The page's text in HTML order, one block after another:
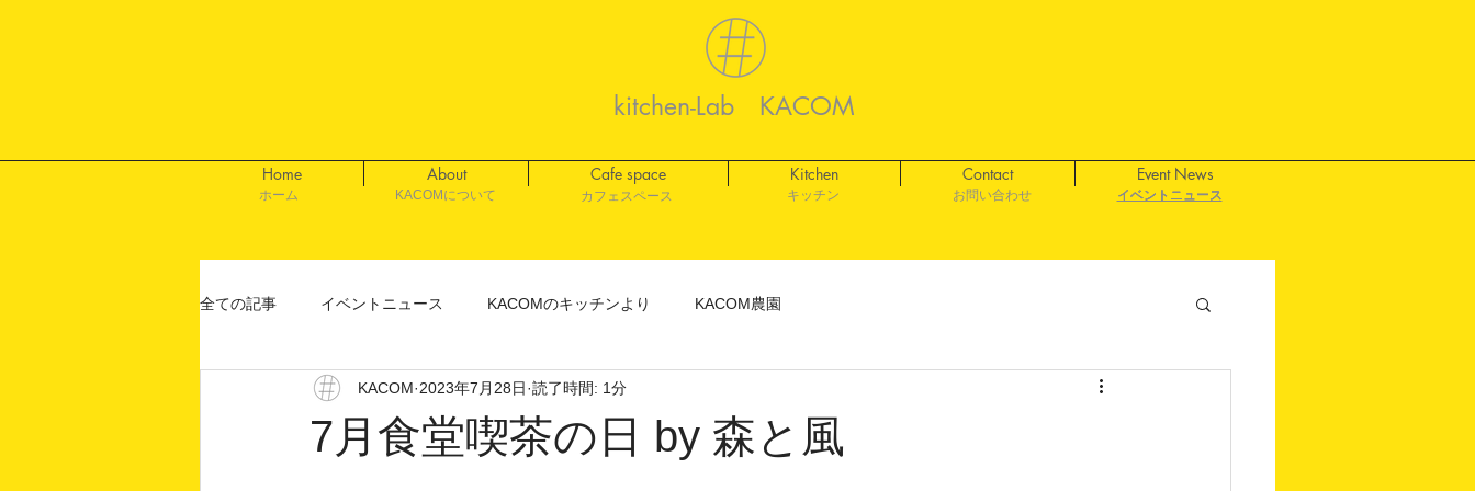
kitchen-Lab KACOM
Home About Cafe space Kitchen Contact Event News
ホーム KACOMについて ​カフェスペース キッチン お問い合わせ イベントニュース
イベントニュース
イベントニュース
イベントニュース
全ての記事 イベントニュース KACOMのキッチンより KACOM農園
7月食堂喫茶の日 by 森と風
KACOM 2023年7月28日 読了時間: 1分